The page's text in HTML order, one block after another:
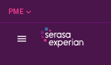
PME